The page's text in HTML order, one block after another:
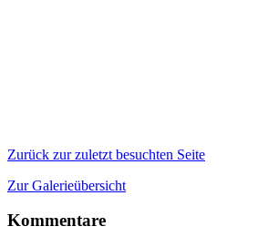
Zurück zur zuletzt besuchten Seite
Zur Galerieübersicht
Kommentare